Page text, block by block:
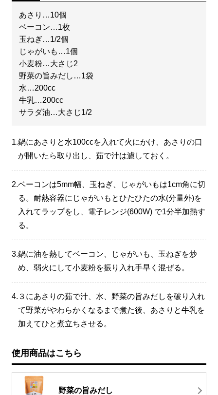
あさり…10個
ベーコン…1枚
玉ねぎ…1/2個
じゃがいも…1個
小麦粉…大さじ2
野菜の旨みだし…1袋
水…200cc
牛乳…200cc
サラダ油…大さじ1/2
1.鍋にあさりと水100ccを入れて火にかけ、あさりの口
が開いたら取り出し、茹で汁は濾しておく。
2.ベーコンは5mm幅、玉ねぎ、じゃがいもは1cm角に切
る。耐熱容器にじゃがいもとひたひたの水(分量外)を
入れてラップをし、電子レンジ(600W) で1分半加熱す
る。
3.鍋に油を熱してベーコン、じゃがいも、玉ねぎを炒
め、弱火にして小麦粉を振り入れ手早く混ぜる。
4. ３にあさりの茹で汁、水、野菜の旨みだしを破り入れ
て野菜がやわらかくなるまで煮た後、あさりと牛乳を
加えてひと煮立ちさせる。
使用商品はこちら
野菜の旨みだし